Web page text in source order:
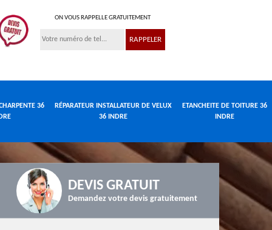
ON VOUS RAPPELLE GRATUITEMENT
36
RÉPARATEUR INSTALLATEUR DE VELUX
36 INDRE
ETANCHEITE DE TOITURE 36
INDRE
Travaux de charpente
36 Indre
Réparateur
installateur de velux
36 Indre
DEVIS GRATUIT
Demandez votre devis gratuitement